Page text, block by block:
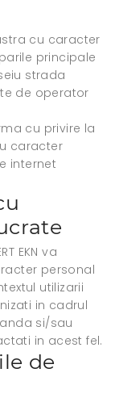
cu caracter
principale
strada
de operator
cu privire la
caracter
internet
EKN va
personal
utilizarii
in cadrul
si/sau
in acest fel.
de